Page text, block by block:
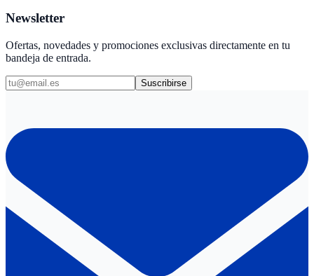
Newsletter
Ofertas, novedades y promociones exclusivas directamente en tu
bandeja de entrada.
Suscribirse